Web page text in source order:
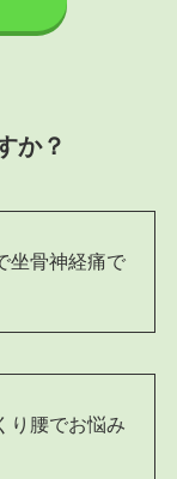
か？
坐骨神経痛で
り腰でお悩み